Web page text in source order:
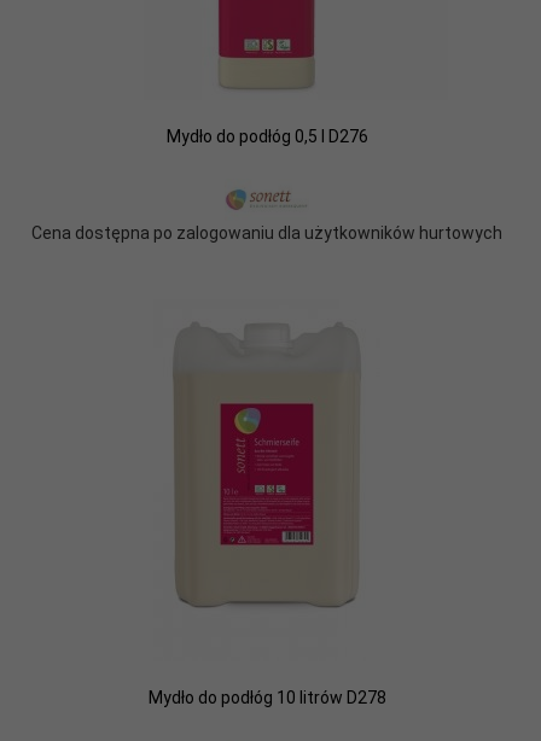
Mydło do podłóg 0,5 l D276
Cena dostępna po zalogowaniu dla użytkowników hurtowych
Mydło do podłóg 10 litrów D278